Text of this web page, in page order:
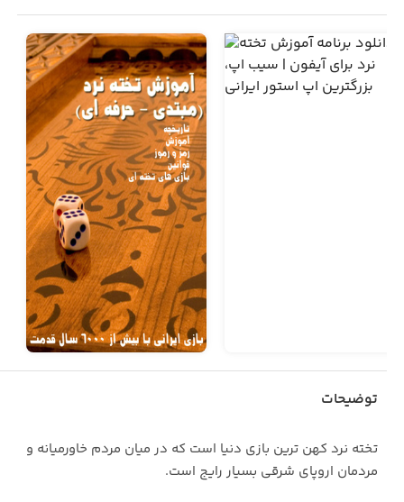
توضیحات
تخته نرد کهن ترین بازی دنیا است که در میان مردم خاورمیانه و
مردمان اروپای شرقی بسیار رایج است.